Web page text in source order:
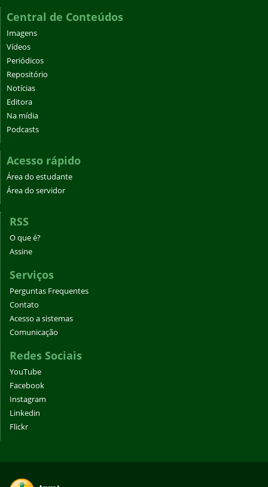
Central de Conteúdos
Imagens
Vídeos
Periódicos
Repositório
Notícias
Editora
Na mídia
Podcasts
Acesso rápido
Área do estudante
Área do servidor
RSS
O que é?
Assine
Serviços
Perguntas Frequentes
Contato
Acesso a sistemas
Comunicação
Redes Sociais
YouTube
Facebook
Instagram
Linkedin
Flickr